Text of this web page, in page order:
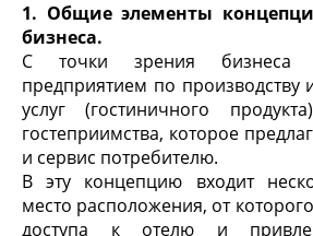
1. Общие элементы
бизнеса.
С точки зрения бизнеса
предприятием по производству
услуг (гостиничного
гостеприимства, которое
и сервис потребителю.
В эту концепцию входит
место расположения, от
доступа к отелю и